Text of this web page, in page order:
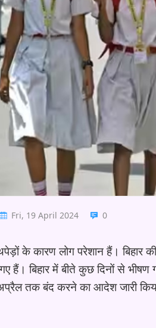
Fri, 19 April 2024 0
के कारण लोग परेशान हैं।
हैं। बिहार में बीते कुछ दिनों से
तक बंद करने का आदेश जारी